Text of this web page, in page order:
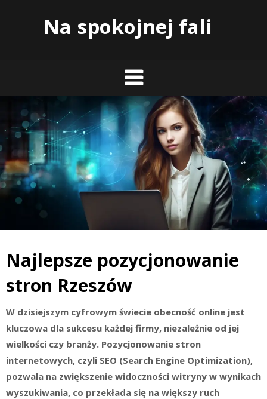
Na spokojnej fali
Najlepsze pozycjonowanie
stron Rzeszów
W dzisiejszym cyfrowym świecie obecność online jest
kluczowa dla sukcesu każdej firmy, niezależnie od jej
wielkości czy branży. Pozycjonowanie stron
internetowych, czyli SEO (Search Engine Optimization),
pozwala na zwiększenie widoczności witryny w wynikach
wyszukiwania, co przekłada się na większy ruch